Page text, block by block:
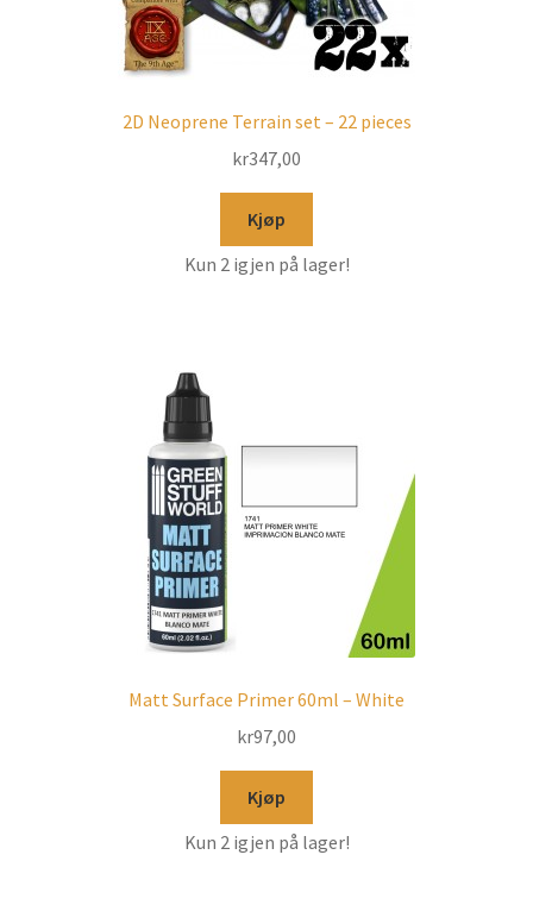
2D Neoprene Terrain set – 22 pieces
kr347,00
Kjøp
Kun 2 igjen på lager!
Matt Surface Primer 60ml – White
kr97,00
Kjøp
Kun 2 igjen på lager!